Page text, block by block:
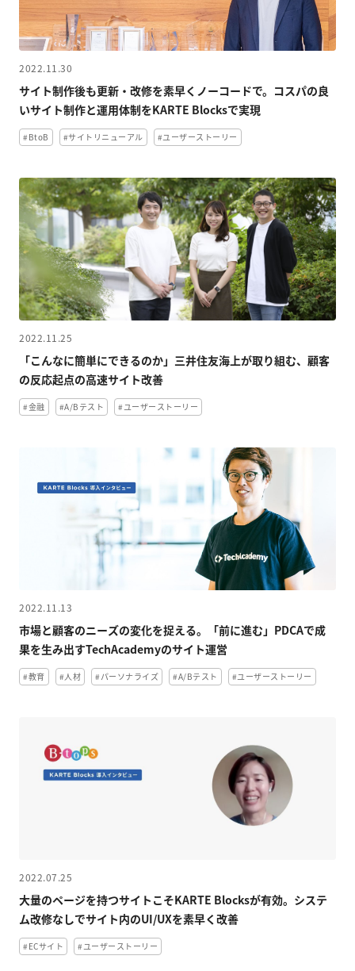
2022.11.30
サイト制作後も更新・改修を素早くノーコードで。コスパの良
いサイト制作と運用体制をKARTE Blocksで実現
#BtoB #サイトリニューアル #ユーザーストーリー
2022.11.25
「こんなに簡単にできるのか」三井住友海上が取り組む、顧客
の反応起点の高速サイト改善
#金融 #A/Bテスト #ユーザーストーリー
2022.11.13
市場と顧客のニーズの変化を捉える。「前に進む」PDCAで成
果を生み出すTechAcademyのサイト運営
#教育 #人材 #パーソナライズ #A/Bテスト #ユーザーストーリー
2022.07.25
大量のページを持つサイトこそKARTE Blocksが有効。システ
ム改修なしでサイト内のUI/UXを素早く改善
#ECサイト #ユーザーストーリー